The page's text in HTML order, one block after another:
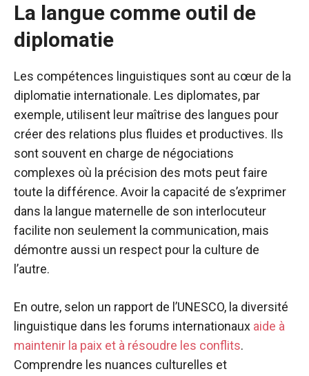
La langue comme outil de
diplomatie
Les compétences linguistiques sont au cœur de la
diplomatie internationale. Les diplomates, par
exemple, utilisent leur maîtrise des langues pour
créer des relations plus fluides et productives. Ils
sont souvent en charge de négociations
complexes où la précision des mots peut faire
toute la différence. Avoir la capacité de s’exprimer
dans la langue maternelle de son interlocuteur
facilite non seulement la communication, mais
démontre aussi un respect pour la culture de
l’autre.
En outre, selon un rapport de l’UNESCO, la diversité
linguistique dans les forums internationaux aide à
maintenir la paix et à résoudre les conflits.
Comprendre les nuances culturelles et